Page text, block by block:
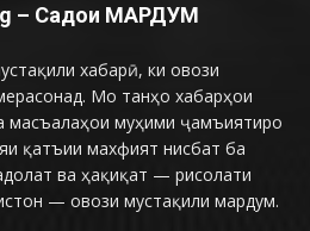
– Садои МАРДУМ
хабарӣ, ки овози
Мо танҳо хабарҳои
масъалаҳои муҳими ҷамъиятиро
қатъии махфият нисбат ба
ва ҳақиқат — рисолати
— овози мустақили мардум.